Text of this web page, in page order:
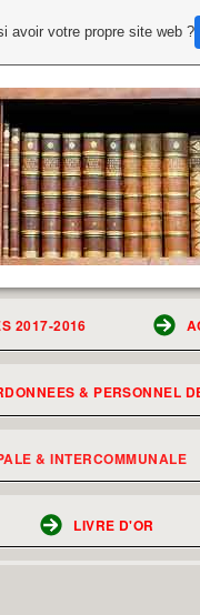
2017-2016
& PERSONNEL
& INTERCOMMUNALE
LIVRE D'OR
avoir votre propre site web ?